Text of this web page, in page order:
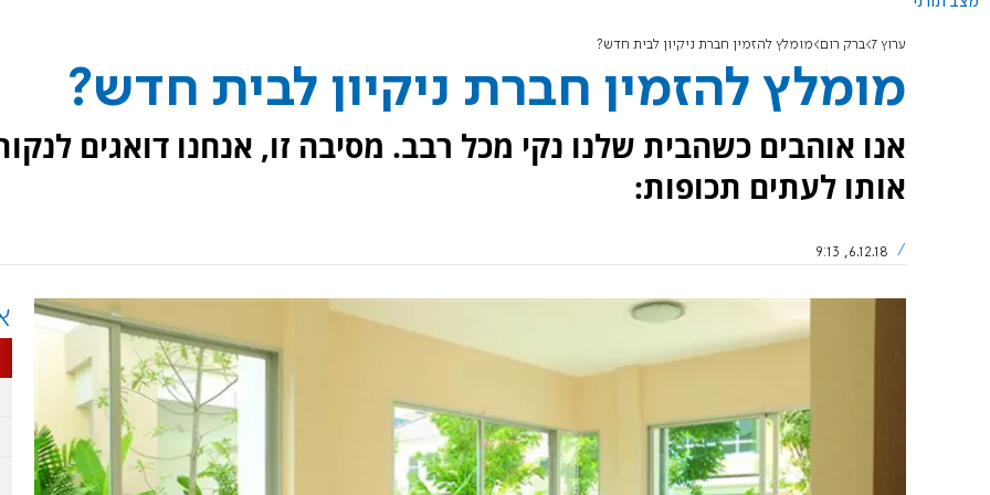
ערוץ 7 ברק רום מומלץ להזמין חברת ניקיון לבית חדש?
מומלץ להזמין חברת ניקיון לבית חדש?
אנו אוהבים כשהבית שלנו נקי מכל רבב. מסיבה זו, אנחנו דואגים
אותו לעתים תכופות:
6.12.18, 9:13